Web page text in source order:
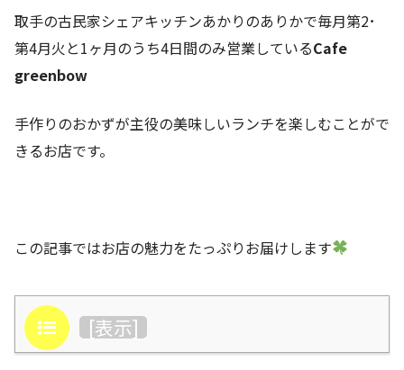
取手の古民家シェアキッチンあかりのありかで毎月第2･
第4月火と1ヶ月のうち4日間のみ営業しているCafe
greenbow
手作りのおかずが主役の美味しいランチを楽しむことがで
きるお店です。
この記事ではお店の魅力をたっぷりお届けします
目次 [表示]